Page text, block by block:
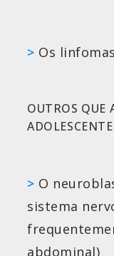
> Os
OUTROS QUE
> O
sistema
abdominal)